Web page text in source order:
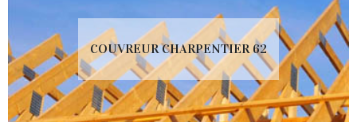
COUVREUR CHARPENTIER 62